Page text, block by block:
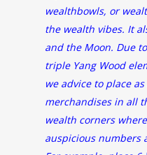
wealthbowls, or
the wealth vibes. It
and the Moon. Due
triple Yang Wood
we advice to place
merchandises in all
wealth corners
auspicious numbers